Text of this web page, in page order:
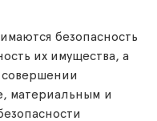
безопасность
их имущества, а
материальным и